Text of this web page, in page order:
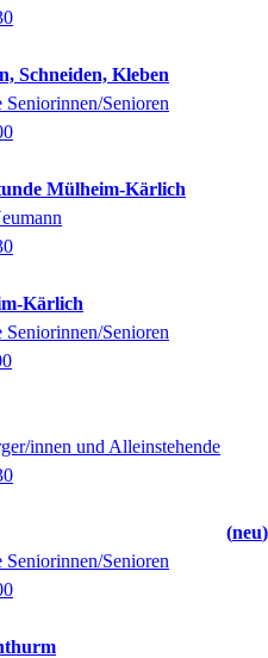
Schneiden, Kleben
Senioren
Mülheim-Kärlich
Kärlich
Senioren
innen und Alleinstehende
neu
Senioren